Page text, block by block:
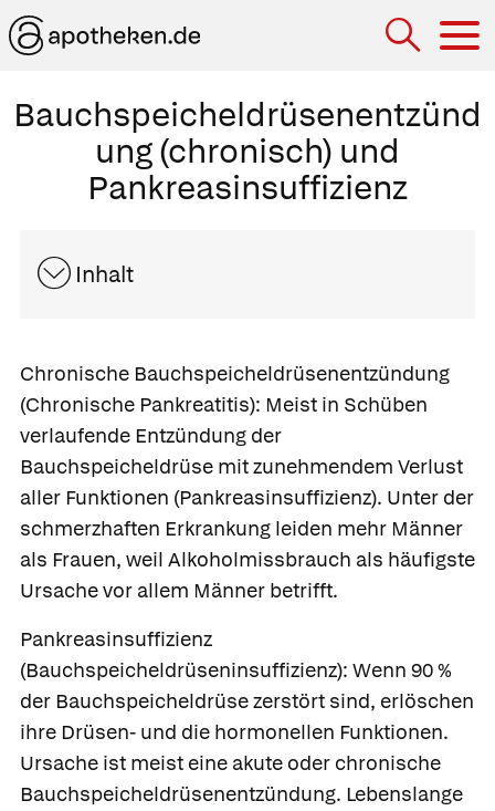
Bauchspeicheldrüsenentzünd
ung (chronisch) und
Pankreasinsuffizienz
Inhalt
Chronische Bauchspeicheldrüsenentzündung
(Chronische Pankreatitis): Meist in Schüben
verlaufende Entzündung der
Bauchspeicheldrüse mit zunehmendem Verlust
aller Funktionen (Pankreasinsuffizienz). Unter der
schmerzhaften Erkrankung leiden mehr Männer
als Frauen, weil Alkoholmissbrauch als häufigste
Ursache vor allem Männer betrifft.
Pankreasinsuffizienz
(Bauchspeicheldrüseninsuffizienz): Wenn 90 %
der Bauchspeicheldrüse zerstört sind, erlöschen
ihre Drüsen- und die hormonellen Funktionen.
Ursache ist meist eine akute oder chronische
Bauchspeicheldrüsenentzündung. Lebenslange